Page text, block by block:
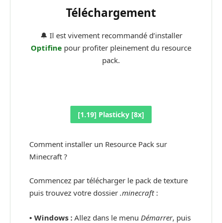
Téléchargement
🔔 Il est vivement recommandé d’installer
Optifine pour profiter pleinement du resource
pack.
[1.19] Plasticky [8x]
Comment installer un Resource Pack sur
Minecraft ?
Commencez par télécharger le pack de texture
puis trouvez votre dossier .minecraft:
• Windows : Allez dans le menu Démarrer, puis